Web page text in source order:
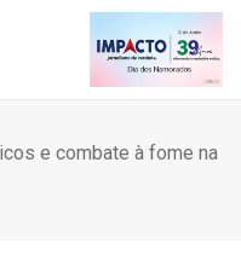
e combate à fome na